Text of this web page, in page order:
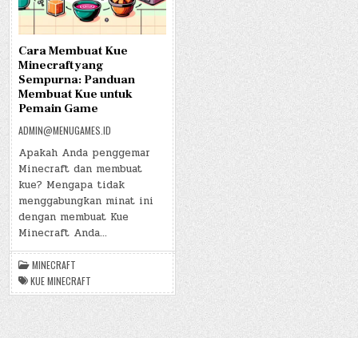
Cara Membuat Kue
Minecraft yang
Sempurna: Panduan
Membuat Kue untuk
Pemain Game
ADMIN@MENUGAMES.ID
Apakah Anda penggemar
Minecraft dan membuat
kue? Mengapa tidak
menggabungkan minat ini
dengan membuat Kue
Minecraft Anda…
MINECRAFT
KUE MINECRAFT